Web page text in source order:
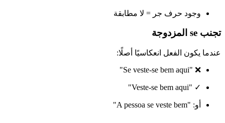
وجود حرف جر = لا مطابقة
تجنب se المزدوجة
عندما يكون الفعل انعكاسيًا أصلًا:
❌ "Se veste-se bem aqui"
✓ "Veste-se bem aqui"
أو: "A pessoa se veste bem"